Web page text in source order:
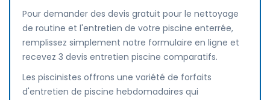
Pour demander des devis gratuit pour le nettoyage
de routine et l'entretien de votre piscine enterrée,
remplissez simplement notre formulaire en ligne et
recevez 3 devis entretien piscine comparatifs.
Les piscinistes offrons une variété de forfaits
d'entretien de piscine hebdomadaires qui